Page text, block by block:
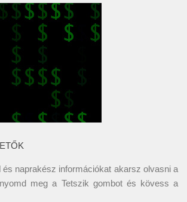
és naprakész információkat akarsz olvasni a
meg a Tetszik gombot és kövess a